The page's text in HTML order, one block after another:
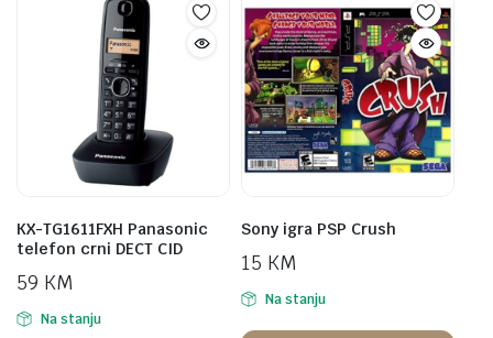
KX-TG1611FXH Panasonic
telefon crni DECT CID
59 KM
Na stanju
Sony igra PSP Crush
15 KM
Na stanju